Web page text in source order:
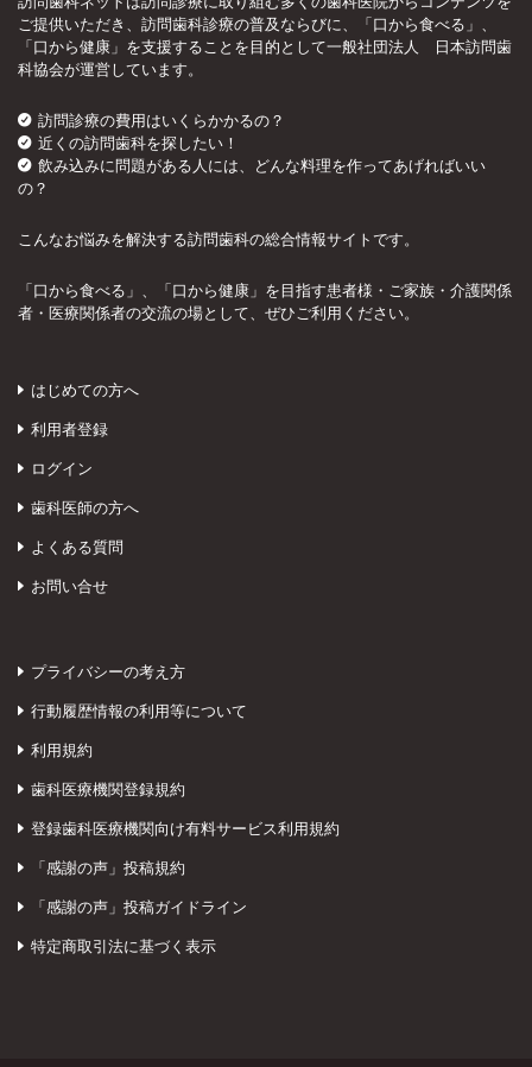
ご提供いただき、訪問歯科診療の普及ならびに、「口から食べる」、
「口から健康」を支援することを目的として一般社団法人 日本訪問歯
科協会が運営しています。
訪問診療の費用はいくらかかるの？
近くの訪問歯科を探したい！
飲み込みに問題がある人には、どんな料理を作ってあげればいい
の？
こんなお悩みを解決する訪問歯科の総合情報サイトです。
「口から食べる」、「口から健康」を目指す患者様・ご家族・介護関係
者・医療関係者の交流の場として、ぜひご利用ください。
はじめての方へ
利用者登録
ログイン
歯科医師の方へ
よくある質問
お問い合せ
プライバシーの考え方
行動履歴情報の利用等について
利用規約
歯科医療機関登録規約
登録歯科医療機関向け有料サービス利用規約
「感謝の声」投稿規約
「感謝の声」投稿ガイドライン
特定商取引法に基づく表示